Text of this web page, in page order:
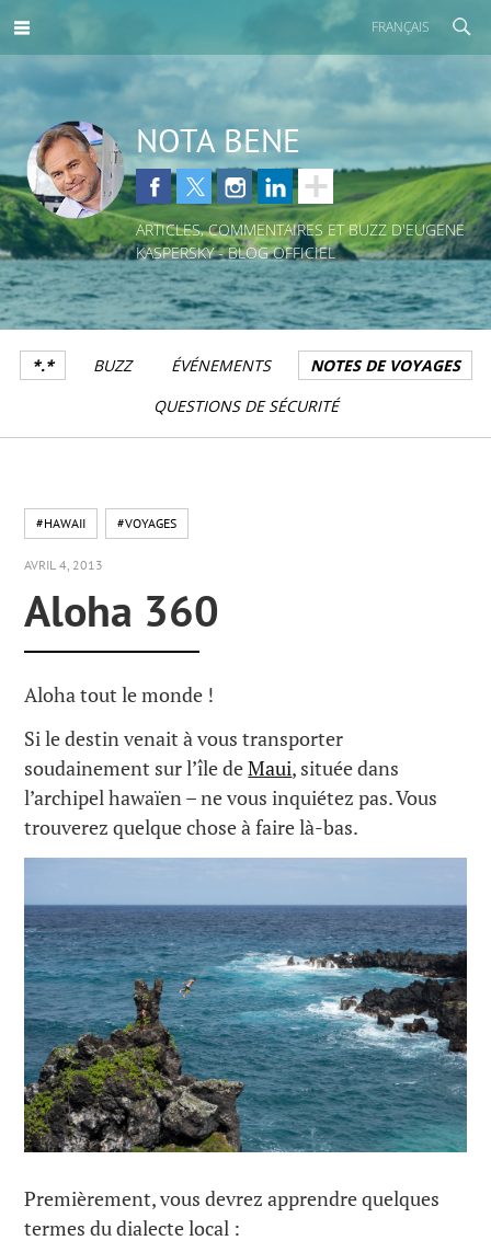
FRANÇAIS
NOTA BENE
ARTICLES, COMMENTAIRES ET BUZZ D'EUGENE
KASPERSKY - BLOG OFFICIEL
*.* BUZZ ÉVÉNEMENTS
NOTES DE VOYAGES
QUESTIONS DE SÉCURITÉ
#HAWAII #VOYAGES
AVRIL 4, 2013
Aloha 360
Aloha tout le monde !
Si le destin venait à vous transporter
soudainement sur l’île deMaui, située dans
l’archipel hawaïen – ne vous inquiétez pas. Vous
trouverez quelque chose à faire là-bas.
Premièrement, vous devrez apprendre quelques
termes du dialecte local :